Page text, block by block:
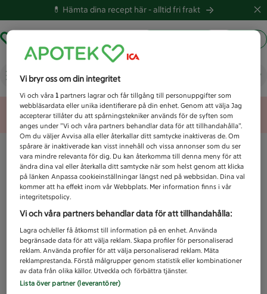
💊 Hämta dina recept här -alltid fri frakt
Vad letar du efter idag?
Unknown error
Vi bryr oss om din integritet
Vi och våra1 partners lagrar och får tillgång till personuppgifter som
webbläsardata eller unika identifierare på din enhet. Genom att välja Jag
accepterar tillåter du att spårningstekniker används för de syften som
anges under ”Vi och våra partners behandlar data för att tillhandahålla”.
Om du väljer Avvisa alla eller återkallar ditt samtycke inaktiveras de. Om
spårare är inaktiverade kan visst innehåll och vissa annonser som du ser
vara mindre relevanta för dig. Du kan återkomma till denna meny för att
ändra dina val eller återkalla ditt samtycke när som helst genom att klicka
på länken Anpassa cookieinställningar längst ned på webbsidan. Dina val
kommer att ha effekt inom vår Webbplats. Mer information finns i vår
integritetspolicy.
Vi och våra partners behandlar data för att tillhandahålla:
Lagra och/eller få åtkomst till information på en enhet. Använda
begränsade data för att välja reklam. Skapa profiler för personaliserad
reklam. Använda profiler för att välja personaliserad reklam. Mäta
reklamprestanda. Förstå målgrupper genom statistik eller kombinationer
av data från olika källor. Utveckla och förbättra tjänster.
Lista över partner (leverantörer)